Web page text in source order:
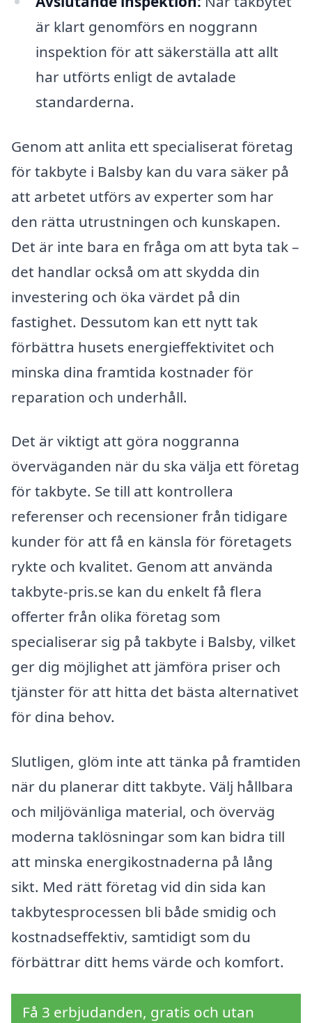
är klart genomförs en noggrann
inspektion för att säkerställa att allt
har utförts enligt de avtalade
standarderna.
Genom att anlita ett specialiserat företag
för takbyte i Balsby kan du vara säker på
att arbetet utförs av experter som har
den rätta utrustningen och kunskapen.
Det är inte bara en fråga om att byta tak –
det handlar också om att skydda din
investering och öka värdet på din
fastighet. Dessutom kan ett nytt tak
förbättra husets energieffektivitet och
minska dina framtida kostnader för
reparation och underhåll.
Det är viktigt att göra noggranna
överväganden när du ska välja ett företag
för takbyte. Se till att kontrollera
referenser och recensioner från tidigare
kunder för att få en känsla för företagets
rykte och kvalitet. Genom att använda
takbyte-pris.se kan du enkelt få flera
offerter från olika företag som
specialiserar sig på takbyte i Balsby, vilket
ger dig möjlighet att jämföra priser och
tjänster för att hitta det bästa alternativet
för dina behov.
Slutligen, glöm inte att tänka på framtiden
när du planerar ditt takbyte. Välj hållbara
och miljövänliga material, och överväg
moderna taklösningar som kan bidra till
att minska energikostnaderna på lång
sikt. Med rätt företag vid din sida kan
takbytesprocessen bli både smidig och
kostnadseffektiv, samtidigt som du
förbättrar ditt hems värde och komfort.
Få 3 erbjudanden, gratis och utan